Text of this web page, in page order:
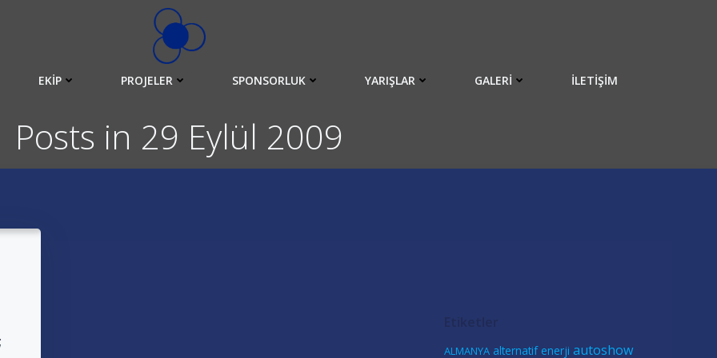
EKIP PROJELER SPONSORLUK YARIŞLAR GALERI İLETIŞIM
Posts in 29 Eylül 2009
ALMANYA alternatif enerji autoshow